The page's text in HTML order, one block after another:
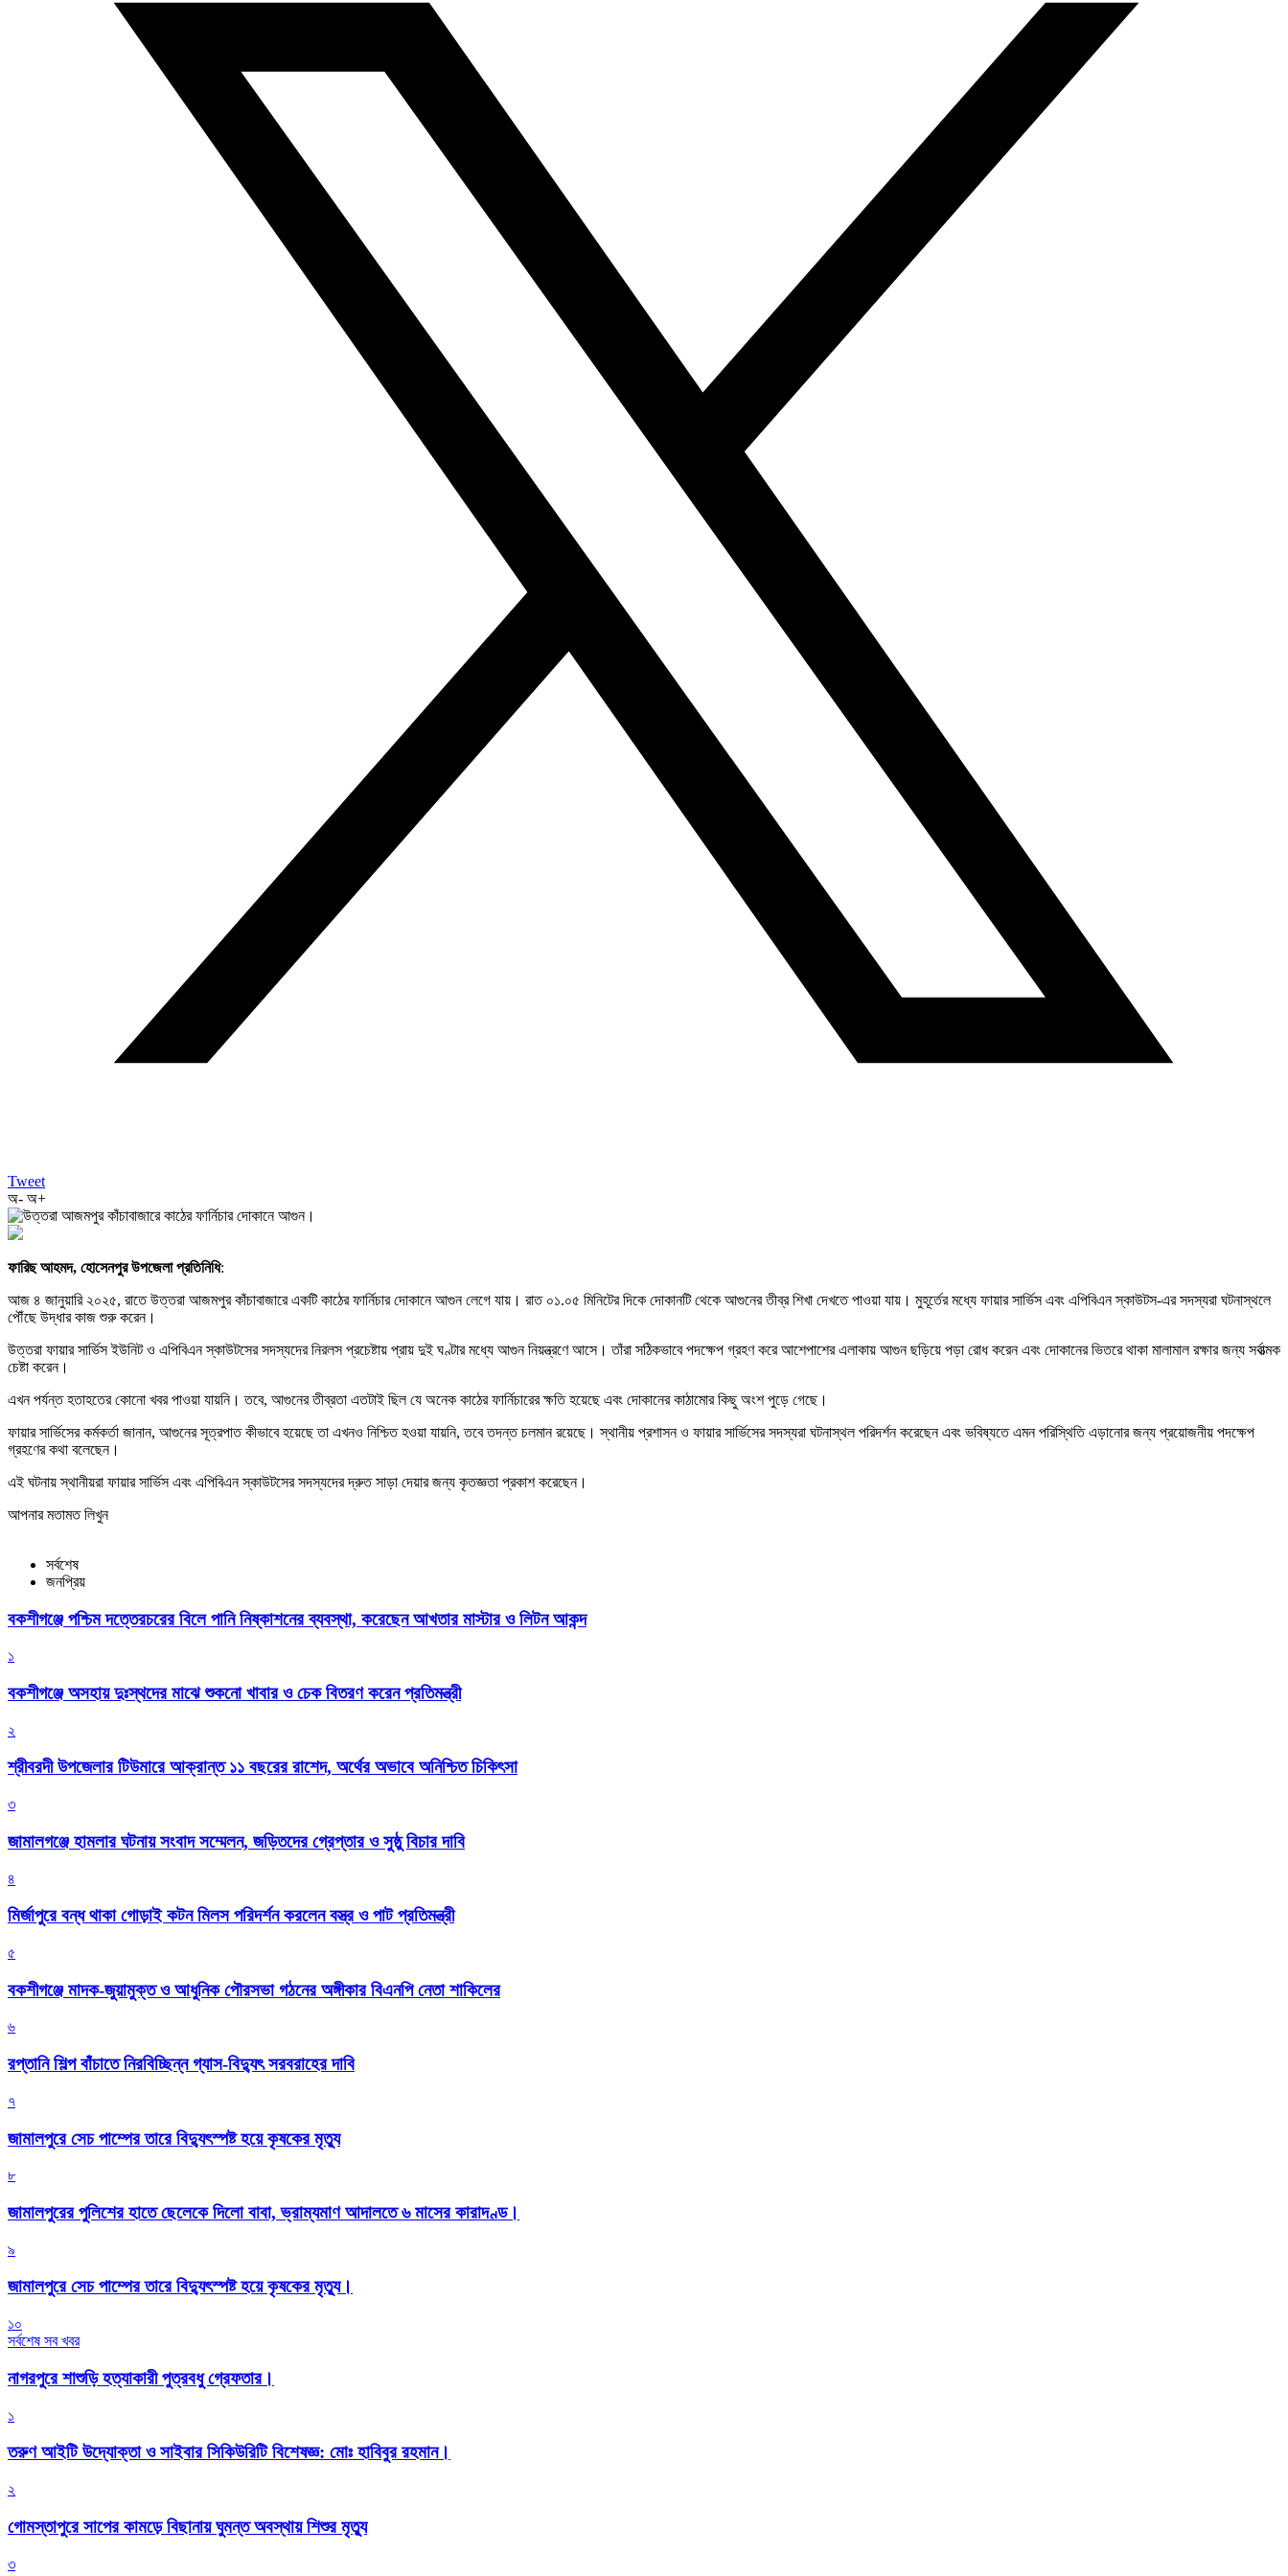
Tweet
অ- অ+
ফারিছ আহমদ, হোসেনপুর উপজেলা প্রতিনিধি:
আজ ৪ জানুয়ারি ২০২৫, রাতে উত্তরা আজমপুর কাঁচাবাজারে একটি কাঠের ফার্নিচার দোকানে আগুন লেগে যায়। রাত ০১.০৫ মিনিটের দিকে দোকানটি থেকে আগুনের তীব্র শিখা দেখতে পাওয়া যায়। মুহূর্তের মধ্যে ফায়ার সার্ভিস এবং এপিবিএন স্কাউটস-এর সদস্যরা ঘটনাস্থলে
পৌঁছে উদ্ধার কাজ শুরু করেন।
উত্তরা ফায়ার সার্ভিস ইউনিট ও এপিবিএন স্কাউটসের সদস্যদের নিরলস প্রচেষ্টায় প্রায় দুই ঘণ্টার মধ্যে আগুন নিয়ন্ত্রণে আসে। তাঁরা সঠিকভাবে পদক্ষেপ গ্রহণ করে আশেপাশের এলাকায় আগুন ছড়িয়ে পড়া রোধ করেন এবং দোকানের ভিতরে থাকা মালামাল রক্ষার জন্য সর্বাত্মক
চেষ্টা করেন।
এখন পর্যন্ত হতাহতের কোনো খবর পাওয়া যায়নি। তবে, আগুনের তীব্রতা এতটাই ছিল যে অনেক কাঠের ফার্নিচারের ক্ষতি হয়েছে এবং দোকানের কাঠামোর কিছু অংশ পুড়ে গেছে।
ফায়ার সার্ভিসের কর্মকর্তা জানান, আগুনের সূত্রপাত কীভাবে হয়েছে তা এখনও নিশ্চিত হওয়া যায়নি, তবে তদন্ত চলমান রয়েছে। স্থানীয় প্রশাসন ও ফায়ার সার্ভিসের সদস্যরা ঘটনাস্থল পরিদর্শন করেছেন এবং ভবিষ্যতে এমন পরিস্থিতি এড়ানোর জন্য প্রয়োজনীয় পদক্ষেপ
গ্রহণের কথা বলেছেন।
এই ঘটনায় স্থানীয়রা ফায়ার সার্ভিস এবং এপিবিএন স্কাউটসের সদস্যদের দ্রুত সাড়া দেয়ার জন্য কৃতজ্ঞতা প্রকাশ করেছেন।
আপনার মতামত লিখুন
সর্বশেষ
জনপ্রিয়
বকশীগঞ্জে পশ্চিম দত্তেরচরের বিলে পানি নিষ্কাশনের ব্যবস্থা, করেছেন আখতার মাস্টার ও লিটন আকন্দ
১
বকশীগঞ্জে অসহায় দুঃস্থদের মাঝে শুকনো খাবার ও চেক বিতরণ করেন প্রতিমন্ত্রী
২
শ্রীবরদী উপজেলার টিউমারে আক্রান্ত ১১ বছরের রাশেদ, অর্থের অভাবে অনিশ্চিত চিকিৎসা
৩
জামালগঞ্জে হামলার ঘটনায় সংবাদ সম্মেলন, জড়িতদের গ্রেপ্তার ও সুষ্ঠু বিচার দাবি
৪
মির্জাপুরে বন্ধ থাকা গোড়াই কটন মিলস পরিদর্শন করলেন বস্ত্র ও পাট প্রতিমন্ত্রী
৫
বকশীগঞ্জে মাদক-জুয়ামুক্ত ও আধুনিক পৌরসভা গঠনের অঙ্গীকার বিএনপি নেতা শাকিলের
৬
রপ্তানি শিল্প বাঁচাতে নিরবিচ্ছিন্ন গ্যাস-বিদ্যুৎ সরবরাহের দাবি
৭
জামালপুরে সেচ পাম্পের তারে বিদ্যুৎস্পষ্ট হয়ে কৃষকের মৃত্যু
৮
জামালপুরের পুলিশের হাতে ছেলেকে দিলো বাবা, ভ্রাম্যমাণ আদালতে ৬ মাসের কারাদণ্ড।
৯
জামালপুরে সেচ পাম্পের তারে বিদ্যুৎস্পষ্ট হয়ে কৃষকের মৃত্যু।
১০
সর্বশেষ সব খবর
নাগরপুরে শাশুড়ি হত্যাকারী পুত্রবধু গ্রেফতার।
১
তরুণ আইটি উদ্যোক্তা ও সাইবার সিকিউরিটি বিশেষজ্ঞ: মোঃ হাবিবুর রহমান।
২
গোমস্তাপুরে সাপের কামড়ে বিছানায় ঘুমন্ত অবস্থায় শিশুর মৃত্যু
৩